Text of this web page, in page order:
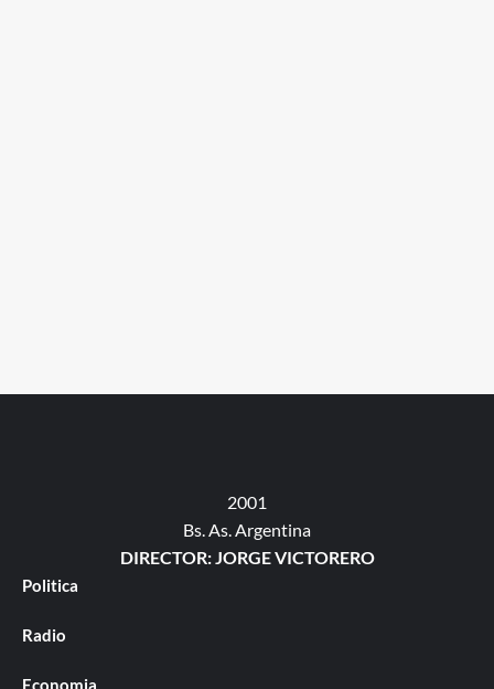
2001
Bs. As. Argentina
DIRECTOR: JORGE VICTORERO
Politica
Radio
Economia